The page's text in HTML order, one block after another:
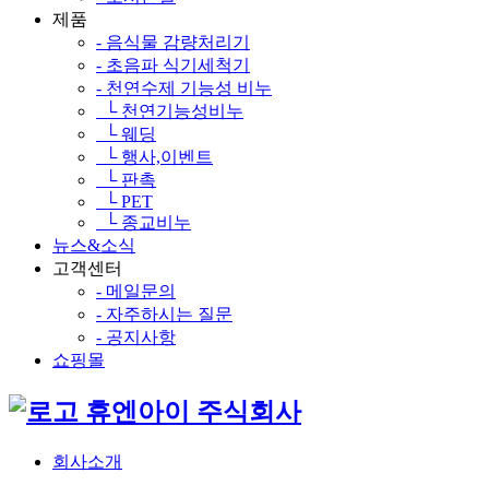
제품
- 음식물 감량처리기
- 초음파 식기세척기
- 천연수제 기능성 비누
└ 천연기능성비누
└ 웨딩
└ 행사,이벤트
└ 판촉
└ PET
└ 종교비누
뉴스&소식
고객센터
- 메일문의
- 자주하시는 질문
- 공지사항
쇼핑몰
휴엔아이 주식회사
회사소개